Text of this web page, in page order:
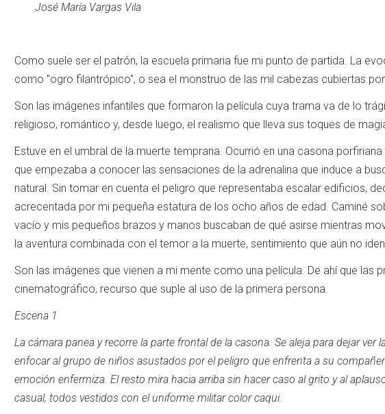
José María Vargas Vila
Como suele ser el patrón, la escuela primaria fue mi punto de partida. La
como "ogro filantrópico", o sea el monstruo de las mil cabezas cubiertas
Son las imágenes infantiles que formaron la película cuya trama va de lo
religioso, romántico y, desde luego, el realismo que lleva sus toques de
Estuve en el umbral de la muerte temprana. Ocurrió en una casona
que empezaba a conocer las sensaciones de la adrenalina que induce a
natural. Sin tomar en cuenta el peligro que representaba escalar edificios,
acrecentada por mi pequeña estatura de los ocho años de edad. Caminé
vacío y mis pequeños brazos y manos buscaban de qué asirse mientras
la aventura combinada con el temor a la muerte, sentimiento que aún no
Son las imágenes que vienen a mi mente como una película. De ahí que las
cinematográfico, recurso que suple al uso de la primera persona.
Escena 1
La cámara panea y recorre la parte frontal de la casona. Se aleja para dejar ver
enfocar al grupo de niños asustados por el peligro que enfrenta a su
emoción enfermiza. El resto mira hacia arriba sin hacer caso al grito y al
casual, todos vestidos con el uniforme militar color caqui.